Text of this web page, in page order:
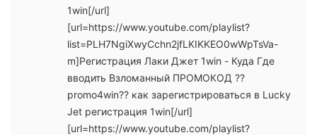
1win[/url]
[url=https://www.youtube.com/playlist?
list=PLH7NgiXwyCchn2jfLKIKKEO0wWpTsVa-
m]Регистрация Лаки Джет 1win - Куда Где
вводить Взломанный ПРОМОКОД ??
promo4win?? как зарегистрироваться в Lucky
Jet регистрация 1win[/url]
[url=https://www.youtube.com/playlist?